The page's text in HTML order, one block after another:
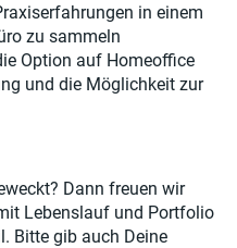
in einem
zu sammeln
Option auf Homeoffice
und die Möglichkeit zur
Dann freuen wir
Lebenslauf und Portfolio
Bitte gib auch Deine